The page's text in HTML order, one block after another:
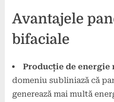
Avantajele
bifaciale
Producție de energie
domeniu subliniază că
generează mai multă